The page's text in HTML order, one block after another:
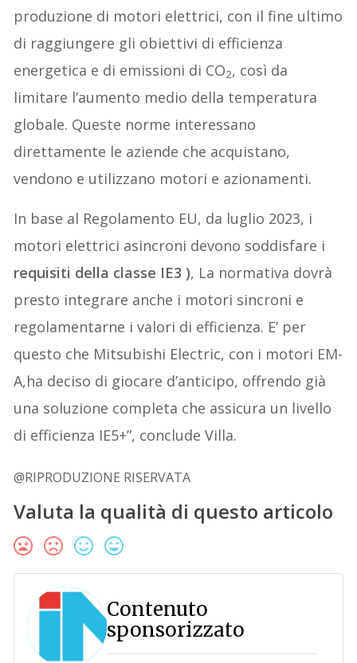
produzione di motori elettrici, con il fine ultimo
di raggiungere gli obiettivi di efficienza
energetica e di emissioni di CO2, così da
limitare l’aumento medio della temperatura
globale. Queste norme interessano
direttamente le aziende che acquistano,
vendono e utilizzano motori e azionamenti.
In base al Regolamento EU, da luglio 2023, i
motori elettrici asincroni devono soddisfare i
requisiti della classe IE3 ), La normativa dovrà
presto integrare anche i motori sincroni e
regolamentarne i valori di efficienza. E’ per
questo che Mitsubishi Electric, con i motori EM-
A,ha deciso di giocare d’anticipo, offrendo già
una soluzione completa che assicura un livello
di efficienza IE5+”, conclude Villa.
@RIPRODUZIONE RISERVATA
Valuta la qualità di questo articolo
Contenuto
sponsorizzato